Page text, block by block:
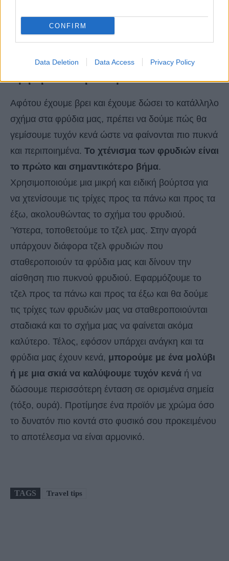
CONFIRM
Data Deletion Data Access Privacy Policy
την ουρά του φρυδιού. Πρόκειται για ένα σημαντικό
σημείο διότι όταν δεν είναι σωστό, βαραίνει το
Χρήση κατάλληλων προϊόντων
Αφότου έχουμε βρει και έχουμε δώσει το κατάλληλο
σχήμα στα φρύδια μας, πρέπει να δούμε πώς θα
γεμίσουμε τυχόν κενά ώστε να φαίνονται πιο πυκνά
και περιποιημένα. Το χτένισμα των φρυδιών είναι
το πρώτο και σημαντικότερο βήμα.
Χρησιμοποιούμε μια μικρή και ειδική βούρτσα για
να χτενίσουμε τις τρίχες προς τα πάνω και προς τα
έξω, ακολουθώντας το σχήμα του φρυδιού.
Ύστερα, τοποθετούμε το τζελ μας. Στην αγορά
υπάρχουν διάφορα τζελ φρυδιών που
σταθεροποιούν τα φρύδια μας και δίνουν την
αίσθηση πιο πυκνού φρυδιού. Εφαρμόζουμε το
τζελ προς τα πάνω και προς τα έξω και θα δούμε
τις τρίχες των φρυδιών μας να σταθεροποιούνται
σταδιακά και το σχήμα μας να φαίνεται ακόμα
καλύτερο. Τέλος, εφόσον υπάρχει ανάγκη και τα
φρύδια μας έχουν κενά, μπορούμε με ένα μολύβι
ή με μια σκιά να καλύψουμε τυχόν κενά ή να
δώσουμε περισσότερη ένταση σε ορισμένα σημεία
(τόξο, ουρά). Προτίμησε ένα προϊόν με χρώμα όσο
το δυνατόν πιο κοντά στο φυσικό σου προκειμένου
το αποτέλεσμα να είναι αρμονικό.
TAGS Travel tips